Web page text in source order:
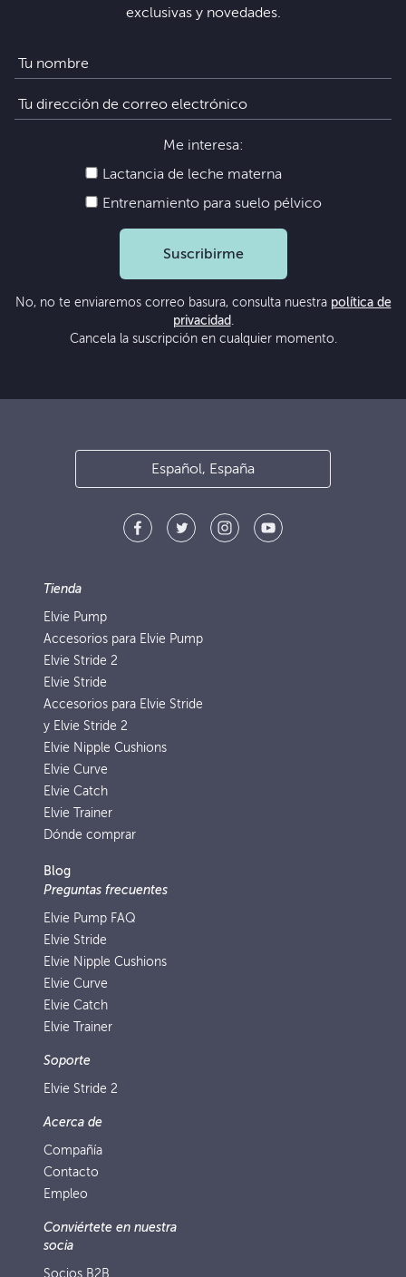
exclusivas y novedades.
Me interesa:
Lactancia de leche materna
Entrenamiento para suelo pélvico
Suscribirme
No, no te enviaremos correo basura, consulta nuestra política de
privacidad .
Cancela la suscripción en cualquier momento.
Español, España
Tienda
Elvie Pump
Accesorios para Elvie Pump
Elvie Stride 2
Elvie Stride
Accesorios para Elvie Stride
y Elvie Stride 2
Elvie Nipple Cushions
Elvie Curve
Elvie Catch
Elvie Trainer
Dónde comprar
Blog
Preguntas frecuentes
Elvie Pump FAQ
Elvie Stride
Elvie Nipple Cushions
Elvie Curve
Elvie Catch
Elvie Trainer
Soporte
Elvie Stride 2
Acerca de
Compañía
Contacto
Empleo
Conviértete en nuestra
socia
Socios B2B